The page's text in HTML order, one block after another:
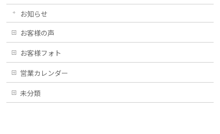
お知らせ
お客様の声
お客様フォト
営業カレンダー
未分類